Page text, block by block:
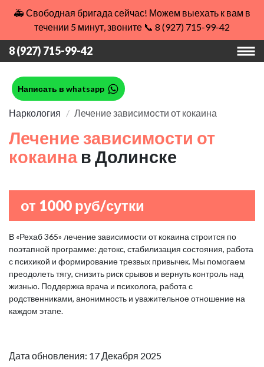
🚑 Свободная бригада сейчас! Можем выехать к вам в
течении 5 минут, звоните 📞 8 (927) 715-99-42
8 (927) 715-99-42
Написать в whatsapp
Наркология Лечение зависимости от кокаина
Лечение зависимости от
кокаина в Долинске
от 1000 руб/сутки
В «Рехаб 365» лечение зависимости от кокаина строится по
поэтапной программе: детокс, стабилизация состояния, работа
с психикой и формирование трезвых привычек. Мы помогаем
преодолеть тягу, снизить риск срывов и вернуть контроль над
жизнью. Поддержка врача и психолога, работа с
родственниками, анонимность и уважительное отношение на
каждом этапе.
Дата обновления: 17 Декабря 2025